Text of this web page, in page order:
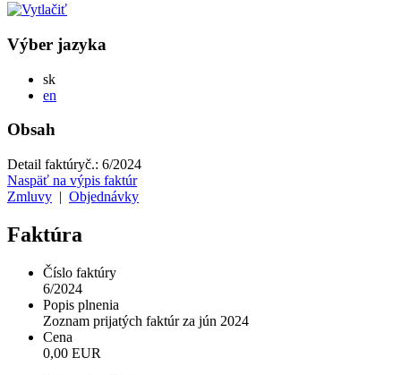
Výber jazyka
skSlovensky
en
Obsah
Detail faktúryč.: 6/2024
Naspäť na výpis faktúr
Zmluvy | Objednávky
Faktúra
Číslo faktúry
6/2024
Popis plnenia
Zoznam prijatých faktúr za jún 2024
Cena
0,00 EUR